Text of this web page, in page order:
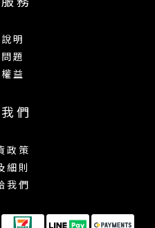
明
題
益
們
政 策
細 則
我 們